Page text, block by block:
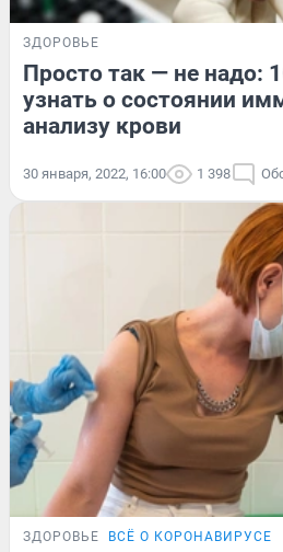
ЗДОРОВЬЕ
Просто так — не надо:
узнать о состоянии
анализу крови
30 января, 2022, 16:00 1 398
ЗДОРОВЬЕ ВСЁ О КОРОНАВИРУСЕ